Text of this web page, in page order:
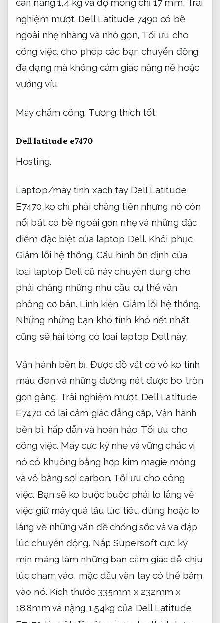
cân nặng 1,4 kg và độ mỏng chỉ 17 mm, Trải
nghiệm mượt. Dell Latitude 7490 có bề
ngoài nhẹ nhàng và nhỏ gọn, Tối ưu cho
công việc. cho phép các bạn chuyển động
đa dạng mà không cảm giác nặng nề hoặc
vướng víu.
Máy chấm công. Tương thích tốt.
Dell latitude e7470
Hosting.
Laptop/máy tính xách tay Dell Latitude
E7470 ko chỉ phải chăng tiền nhưng nó còn
nổi bật có bề ngoài gọn nhẹ và những đặc
điểm đặc biệt của laptop Dell. Khôi phục.
Giảm lỗi hệ thống. Cấu hình ổn định của
loại laptop Dell cũ này chuyên dụng cho
phải chăng những nhu cầu cụ thể văn
phòng cơ bản. Linh kiện. Giảm lỗi hệ thống.
Những những bạn khó tính khó nết nhất
cũng sẽ hài lòng có loại laptop Dell này:
Vận hành bền bỉ. Được đồ vật có vỏ ko tính
màu đen và những đường nét được bo tròn
gọn gàng, Trải nghiệm mượt. Dell Latitude
E7470 có lại cảm giác đẳng cấp,Vận hành
bền bỉ. hấp dẫn và hoàn hảo. Tối ưu cho
công việc. Máy cực kỳ nhẹ và vững chắc vì
nó có khuông bằng hợp kim magie mỏng
và vỏ bằng sợi carbon. Tối ưu cho công
việc. Bạn sẽ ko buộc buộc phải lo lắng về
việc giữ máy quá lâu lúc tiêu dùng hoặc lo
lắng về những vấn đề chống sốc và va đập
lúc chuyển động. Nắp Supersoft cực kỳ
mịn màng làm những bạn cảm giác dễ chịu
lúc chạm vào, mặc dầu vân tay có thể bám
vào nó. Kích thước 335mm x 232mm x
18.8mm và nặng 1.54kg của Dell Latitude